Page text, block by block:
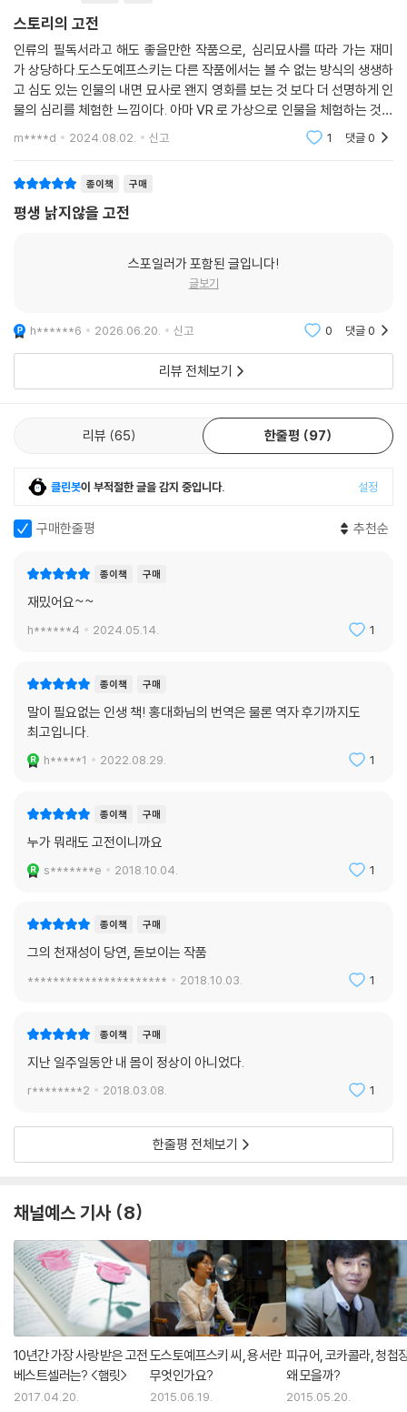
스토리의 고전
인류의 필독서라고 해도 좋을만한 작품으로, 심리묘사를 따라 가는 재미
가 상당하다.도스도예프스키는 다른 작품에서는 볼 수 없는 방식의 생생하
고 심도 있는 인물의 내면 묘사로 왠지 영화를 보는 것 보다 더 선명하게 인
물의 심리를 체험한 느낌이다. 아마 VR 로 가상으로 인물을 체험하는 것보
다 훨씬 인물에 깊게 들어가는 재미를 느낄 수 있을 것
m****d 2024.08.02. 신고 1 댓글0
종이책 구매
평생 낡지않을 고전
스포일러가 포함된 글입니다!
글보기
h******6 2026.06.20. 신고 0 댓글0
리뷰 전체보기
리뷰 65 한줄평 97
클린봇이 부적절한 글을 감지 중입니다. 설정
구매한줄평 추천순
종이책 구매
재밌어요~~
h******4 2024.05.14. 1
종이책 구매
말이 필요없는 인생 책! 홍대화님의 번역은 물론 역자 후기까지도
최고입니다.
h*****1 2022.08.29. 1
종이책 구매
누가 뭐래도 고전이니까요
s*******e 2018.10.04. 1
종이책 구매
그의 천재성이 당연, 돋보이는 작품
********************** 2018.10.03. 1
종이책 구매
지난 일주일동안 내 몸이 정상이 아니었다.
r********2 2018.03.08. 1
한줄평 전체보기
채널예스 기사 8
10년간 가장 사랑 받은 고전
베스트셀러는? <햄릿>
2017.04.20.
도스토예프스키 씨, 용서란
무엇인가요?
2015.06.19.
피규어, 코카콜라, 청첩
왜 모을까?
2015.05.20.